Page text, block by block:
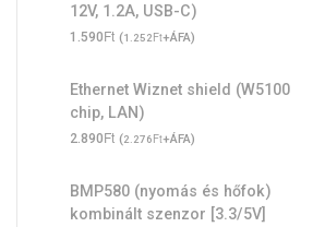
12V, 1.2A, USB-C)
1.590Ft (1.252Ft+ÁFA)
Ethernet Wiznet shield (W5100
chip, LAN)
2.890Ft (2.276Ft+ÁFA)
BMP580 (nyomás és hőfok)
kombinált szenzor [3.3/5V]